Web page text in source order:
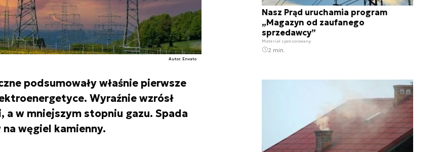
Autor. Envato
podsumowały właśnie pierwsze
Wyraźnie wzrósł
a w mniejszym stopniu gazu. Spada
węgiel kamienny.
Nasz Prąd uruchamia program
„Magazyn od zaufanego
sprzedawcy”
Materiał sponsorowany
2 min.